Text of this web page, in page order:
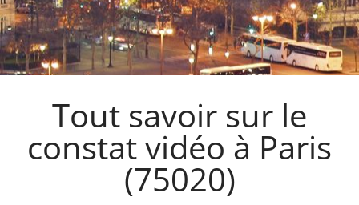
Tout savoir sur le
constat vidéo à Paris
(75020)